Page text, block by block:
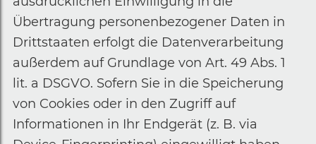
Übertragung personenbezogener Daten in
Drittstaaten erfolgt die Datenverarbeitung
außerdem auf Grundlage von Art. 49 Abs. 1
lit. a DSGVO. Sofern Sie in die Speicherung
von Cookies oder in den Zugriff auf
Informationen in Ihr Endgerät (z. B. via